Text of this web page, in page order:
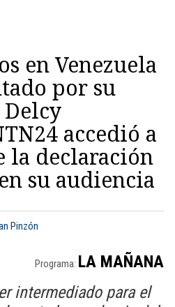
en Venezuela
por su
accedió a
la declaración
su audiencia
Pinzón
Programa: LA MAÑANA
intermediado para el